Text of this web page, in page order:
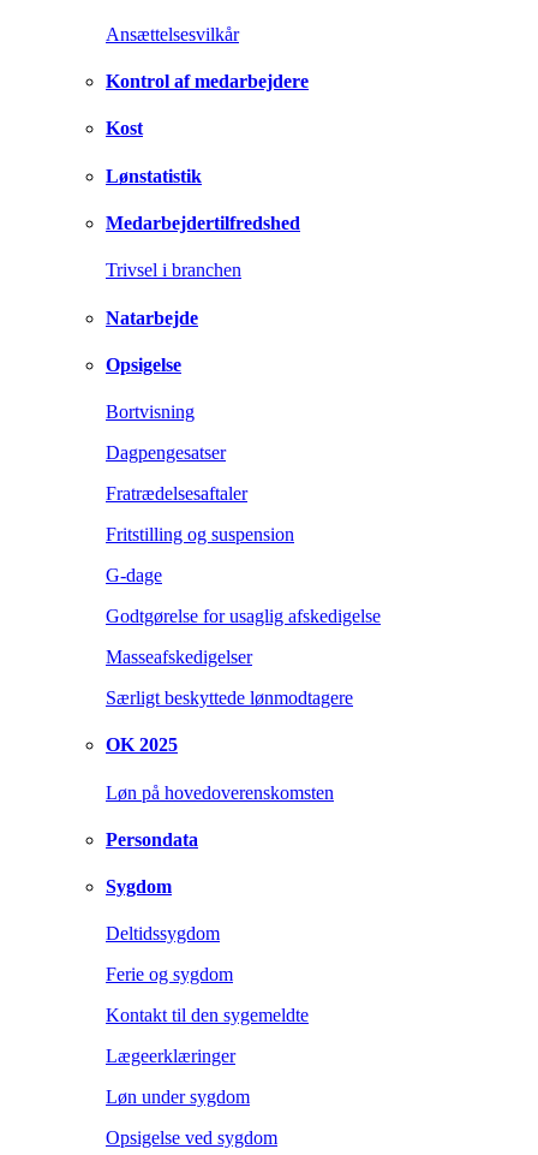
Ansættelsesvilkår
Kontrol af medarbejdere
Kost
Lønstatistik
Medarbejdertilfredshed
Trivsel i branchen
Natarbejde
Opsigelse
Bortvisning
Dagpengesatser
Fratrædelsesaftaler
Fritstilling og suspension
G-dage
Godtgørelse for usaglig afskedigelse
Masseafskedigelser
Særligt beskyttede lønmodtagere
OK 2025
Løn på hovedoverenskomsten
Persondata
Sygdom
Deltidssygdom
Ferie og sygdom
Kontakt til den sygemeldte
Lægeerklæringer
Løn under sygdom
Opsigelse ved sygdom